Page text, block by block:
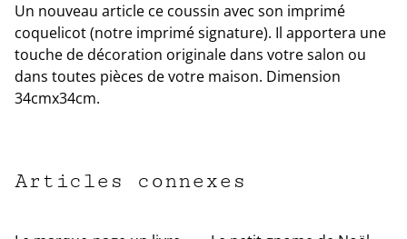
Un nouveau article ce coussin avec son imprimé
coquelicot (notre imprimé signature). Il apportera une
touche de décoration originale dans votre salon ou
dans toutes pièces de votre maison. Dimension
34cmx34cm.
Articles connexes